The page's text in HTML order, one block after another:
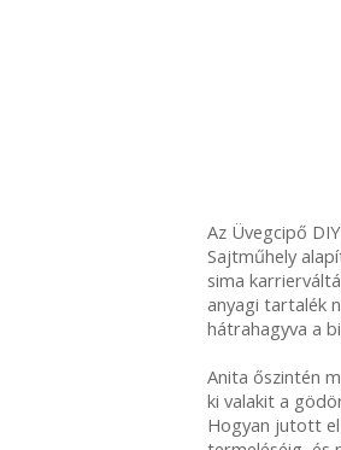
Az Üvegcipő
Sajtműhely
sima
anyagi tartalék
hátrahagyva a
Anita őszintén
ki valakit a
Hogyan jutott